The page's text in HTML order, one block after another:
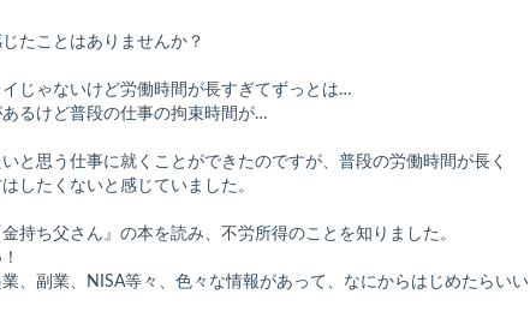
たことはありませんか？
じゃないけど労働時間が長すぎてずっとは…
るけど普段の仕事の拘束時間が…
と思う仕事に就くことができたのですが、普段の労働時間が長く
したくないと感じていました。
持ち父さん』の本を読み、不労所得のことを知りました。
、副業、NISA等々、色々な情報があって、なにからはじめたらいい